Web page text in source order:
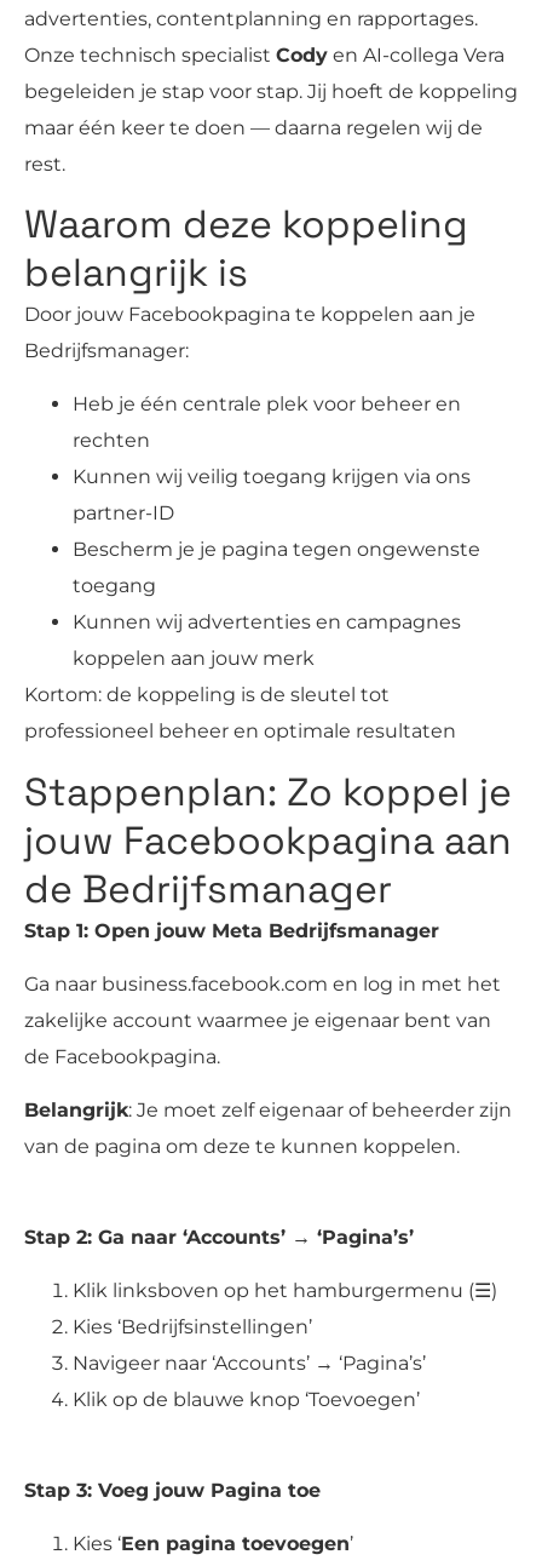
advertenties, contentplanning en rapportages.
Onze technisch specialist Cody en AI-collega Vera
begeleiden je stap voor stap. Jij hoeft de koppeling
maar één keer te doen — daarna regelen wij de
rest.
Waarom deze koppeling
belangrijk is
Door jouw Facebookpagina te koppelen aan je
Bedrijfsmanager:
Heb je één centrale plek voor beheer en
rechten
Kunnen wij veilig toegang krijgen via ons
partner-ID
Bescherm je je pagina tegen ongewenste
toegang
Kunnen wij advertenties en campagnes
koppelen aan jouw merk
Kortom: de koppeling is de sleutel tot
professioneel beheer en optimale resultaten
Stappenplan: Zo koppel je
jouw Facebookpagina aan
de Bedrijfsmanager
Stap 1: Open jouw Meta Bedrijfsmanager
Ga naar business.facebook.com en log in met het
zakelijke account waarmee je eigenaar bent van
de Facebookpagina.
Belangrijk: Je moet zelf eigenaar of beheerder zijn
van de pagina om deze te kunnen koppelen.
Stap 2: Ga naar ‘Accounts’ → ‘Pagina’s’
Klik linksboven op het hamburgermenu (☰)
Kies ‘Bedrijfsinstellingen’
Navigeer naar ‘Accounts’ → ‘Pagina’s’
Klik op de blauwe knop ‘Toevoegen’
Stap 3: Voeg jouw Pagina toe
Kies ‘Een pagina toevoegen’